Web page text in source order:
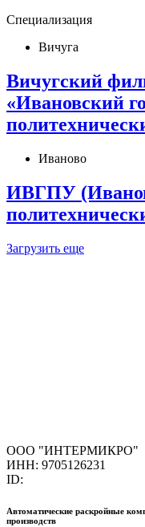
Специализация
Вичуга
Вичугский
«Ивановский
Иваново
ИВГПУ
Загрузить еще
ООО "ИНТЕРМИКРО"
ИНН: 9705126231
ID:
Автоматические раскройные
производств